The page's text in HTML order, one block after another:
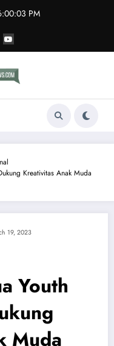
PM
Kreativitas Anak Muda
19, 2023
Youth
Muda